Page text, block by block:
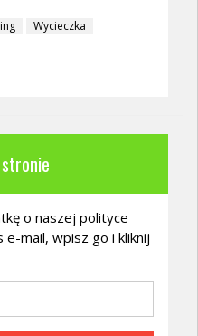
Wycieczka
o naszej polityce
mail, wpisz go i kliknij